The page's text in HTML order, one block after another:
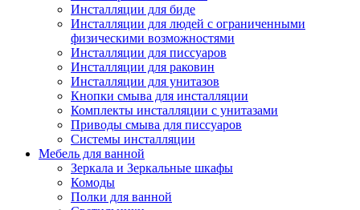
Инсталляции для биде
Инсталляции для людей с ограниченными
физическими возможностями
Инсталляции для писсуаров
Инсталляции для раковин
Инсталляции для унитазов
Кнопки смыва для инсталляции
Комплекты инсталляции с унитазами
Приводы смыва для писсуаров
Системы инсталляции
Мебель для ванной
Зеркала и Зеркальные шкафы
Комоды
Полки для ванной